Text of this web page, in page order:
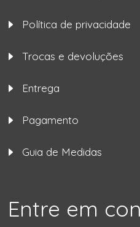
Política de privacidade
Trocas e devoluções
Entrega
Pagamento
Guia de Medidas
Entre em